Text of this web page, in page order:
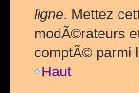
ligne. Mettez
modÃ©rateurs
comptÃ© parmi
Haut